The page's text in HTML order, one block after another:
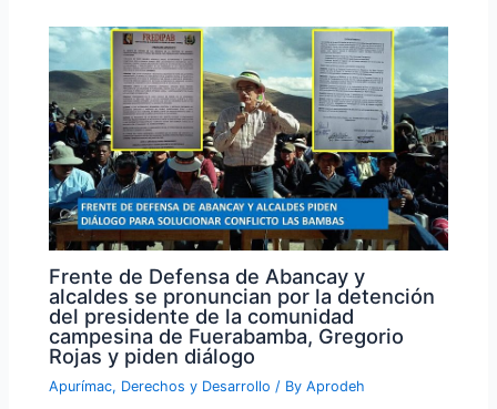
Frente de Defensa de Abancay y
alcaldes se pronuncian por la detención
del presidente de la comunidad
campesina de Fuerabamba, Gregorio
Rojas y piden diálogo
Apurímac, Derechos y Desarrollo / ByAprodeh